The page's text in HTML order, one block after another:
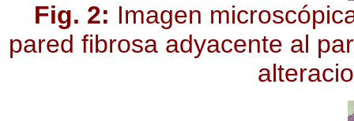
Fig. 2: Imagen
pared fibrosa adyacente al